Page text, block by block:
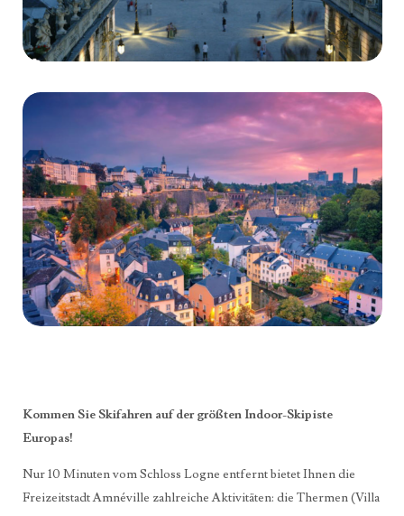
Kommen Sie Skifahren auf der größten Indoor-Skipiste
Europas!
Nur 10 Minuten vom Schloss Logne entfernt bietet Ihnen die
Freizeitstadt Amnéville zahlreiche Aktivitäten: die Thermen (Villa